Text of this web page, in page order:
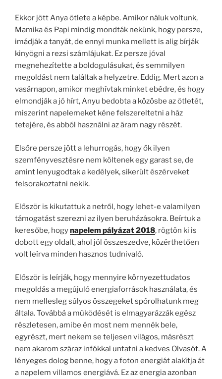
Ekkor jött Anya ötlete a képbe. Amikor náluk voltunk,
Mamika és Papi mindig mondták nekünk, hogy persze,
imádják a tanyát, de ennyi munka mellett is alig bírják
kinyögni a rezsi számlájukat. Ez persze jóval
megnehezítette a boldogulásukat, és semmilyen
megoldást nem találtak a helyzetre. Eddig. Mert azon a
vasárnapon, amikor meghívtak minket ebédre, és hogy
elmondják a jó hírt, Anyu bedobta a közösbe az ötletét,
miszerint napelemeket kéne felszereltetni a ház
tetejére, és abból használni az áram nagy részét.
Elsőre persze jött a lehurrogás, hogy ők ilyen
szemfényvesztésre nem költenek egy garast se, de
amint lenyugodtak a kedélyek, sikerült észérveket
felsorakoztatni nekik.
Először is kikutattuk a netről, hogy lehet-e valamilyen
támogatást szerezni az ilyen beruházásokra. Beírtuk a
keresőbe, hogynapelem pályázat 2018, rögtön ki is
dobott egy oldalt, ahol jól összeszedve, közérthetően
volt leírva minden hasznos tudnivaló.
Először is leírják, hogy mennyire környezettudatos
megoldás a megújuló energiaforrások használata, és
nem mellesleg súlyos összegeket spórolhatunk meg
általa. Továbbá a működését is elmagyarázzák egész
részletesen, amibe én most nem mennék bele,
egyrészt, mert nekem se teljesen világos, másrészt
nem akarom száraz infókkal untatni a kedves Olvasót. A
lényeges dolog benne, hogy a foton energiát alakítja át
a napelem villamos energiává. Ez az energia azonban